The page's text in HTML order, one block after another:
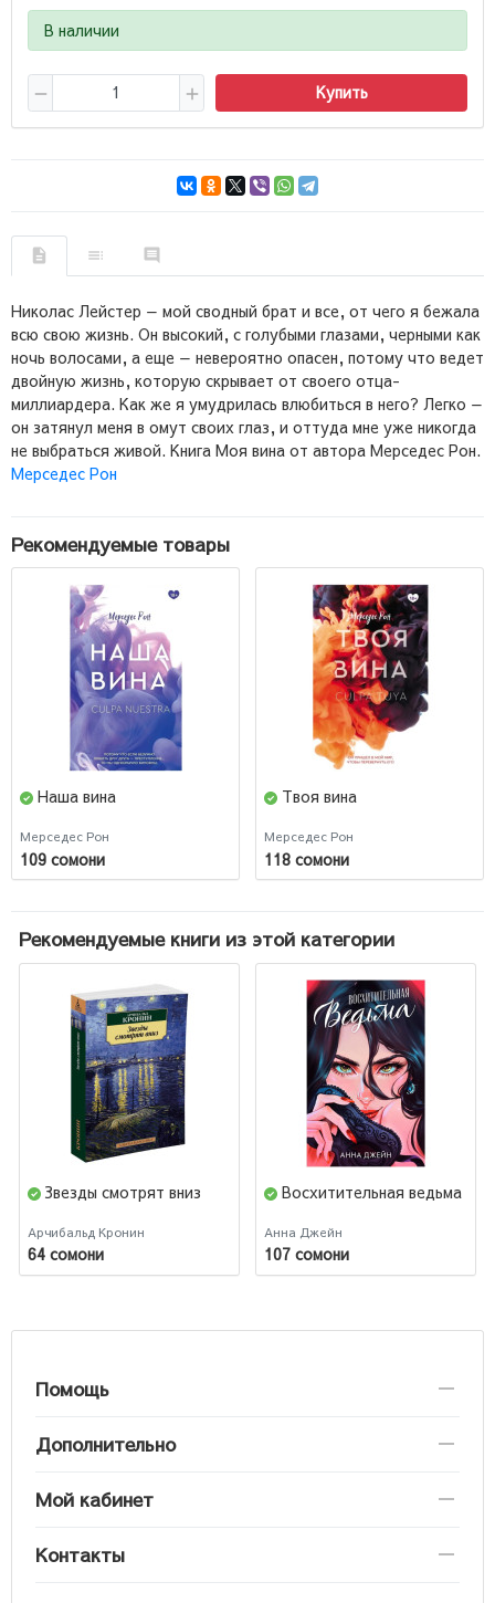
В наличии
Купить
Николас Лейстер — мой сводный брат и все, от чего я бежала
всю свою жизнь. Он высокий, с голубыми глазами, черными как
ночь волосами, а еще — невероятно опасен, потому что ведет
двойную жизнь, которую скрывает от своего отца-
миллиардера. Как же я умудрилась влюбиться в него? Легко —
он затянул меня в омут своих глаз, и оттуда мне уже никогда
не выбраться живой. Книга Моя вина от автора Мерседес Рон.
Мерседес Рон
Рекомендуемые товары
Наша вина
Мерседес Рон
109 сомони
Твоя вина
Мерседес Рон
118 сомони
Рекомендуемые книги из этой категории
Звезды смотрят вниз
Арчибальд Кронин
64 сомони
Восхитительная ведьма
Анна Джейн
107 сомони
Помощь
Дополнительно
Мой кабинет
Контакты